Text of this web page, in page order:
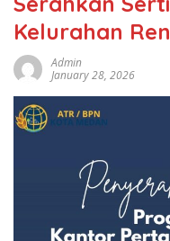
Kelurahan
Admin
January 28, 2026